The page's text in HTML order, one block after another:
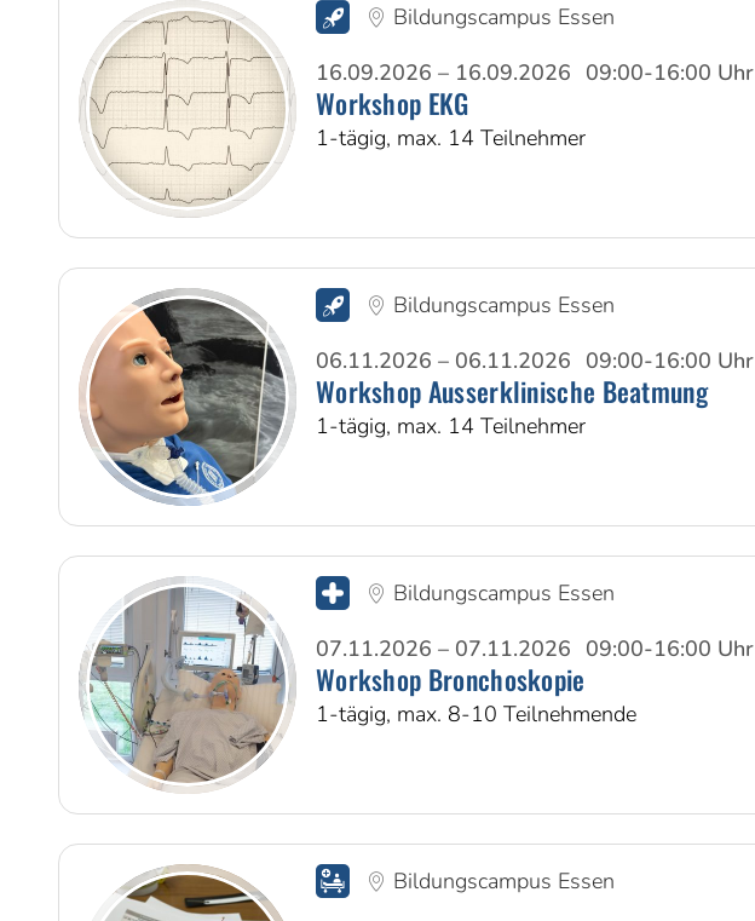
Bildungscampus Essen
16.09.2026 – 16.09.2026 09:00-16:00 Uhr
Workshop EKG
1-tägig, max. 14 Teilnehmer
Bildungscampus Essen
06.11.2026 – 06.11.2026 09:00-16:00 Uhr
Workshop Ausserklinische Beatmung
1-tägig, max. 14 Teilnehmer
Bildungscampus Essen
07.11.2026 – 07.11.2026 09:00-16:00 Uhr
Workshop Bronchoskopie
1-tägig, max. 8-10 Teilnehmende
Bildungscampus Essen